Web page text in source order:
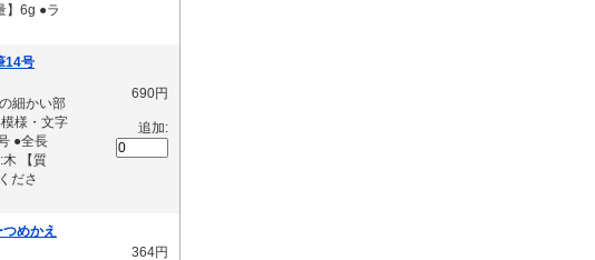
】6g ●ラ
14号
細かい部
様・文字
●全長
木 【質
ださ
690円
追加:
めかえ
364円